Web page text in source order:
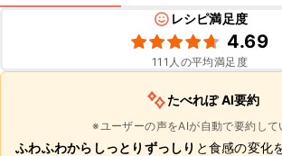
レシピ満足度
4.69
111 人の平均満足度
たべれぽ AI要約
※ユーザーの声をAIが自動で要約して
ふわふわからしっとりずっしり と食感の変化